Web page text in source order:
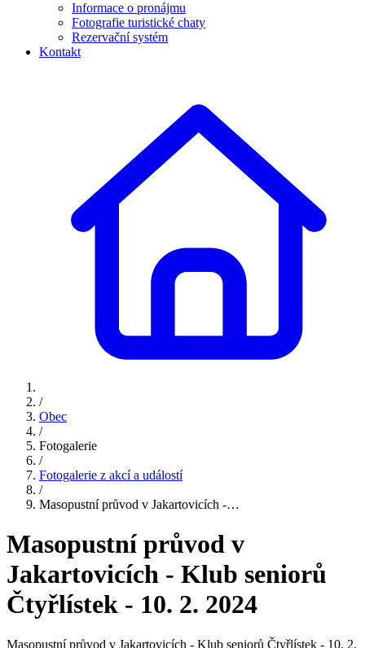
Informace o pronájmu
Fotografie turistické chaty
Rezervační systém
Kontakt
/
Obec
/
Fotogalerie
/
Fotogalerie z akcí a událostí
/
Masopustní průvod v Jakartovicích -…
Masopustní průvod v
Jakartovicích - Klub seniorů
Čtyřlístek - 10. 2. 2024
Masopustní průvod v Jakartovicích - Klub seniorů Čtyřlístek - 10. 2.